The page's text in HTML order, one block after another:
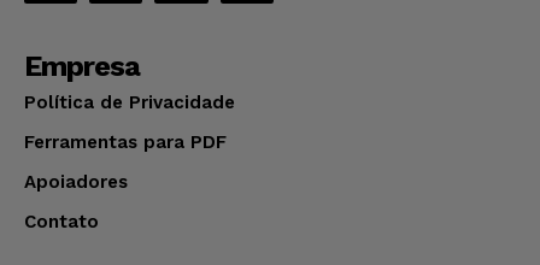
Empresa
Política de Privacidade
Ferramentas para PDF
Apoiadores
Contato